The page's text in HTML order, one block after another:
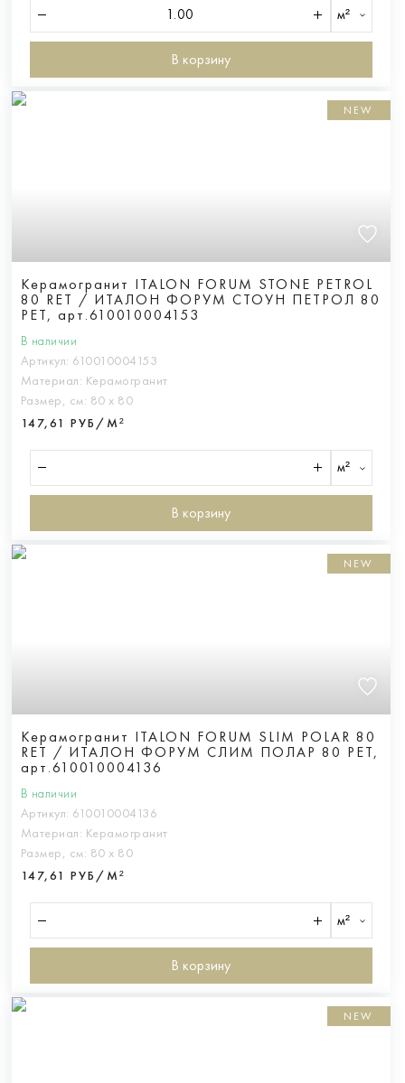
м²
В корзину
NEW
Керамогранит ITALON FORUM STONE PETROL
80 RET / ИТАЛОН ФОРУМ СТОУН ПЕТРОЛ 80
РЕТ, арт.610010004153
В наличии
Артикул: 610010004153
Материал: Керамогранит
Размер, см: 80 х 80
147,61 РУБ/М²
м²
В корзину
NEW
Керамогранит ITALON FORUM SLIM POLAR 80
RET / ИТАЛОН ФОРУМ СЛИМ ПОЛАР 80 РЕТ,
арт.610010004136
В наличии
Артикул: 610010004136
Материал: Керамогранит
Размер, см: 80 х 80
147,61 РУБ/М²
м²
В корзину
NEW